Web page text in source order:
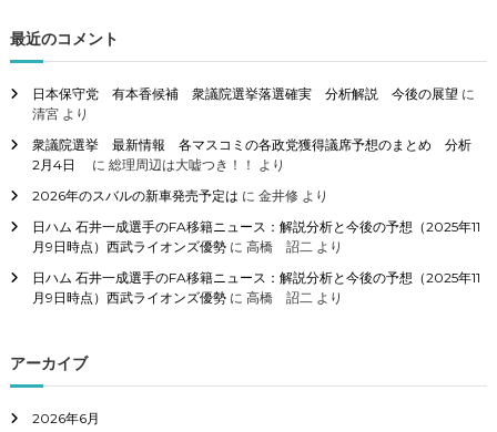
象
:
最近のコメント
日本保守党 有本香候補 衆議院選挙落選確実 分析解説 今後の展望 に
清宮より
衆議院選挙 最新情報 各マスコミの各政党獲得議席予想のまとめ 分析
2月4日
に 総理周辺は大嘘つき！！
より
2026年のスバルの新車発売予定は に 金井修より
日ハム 石井一成選手のFA移籍ニュース：解説分析と今後の予想（2025年11
月9日時点）西武ライオンズ優勢に 高橋 詔二 より
日ハム 石井一成選手のFA移籍ニュース：解説分析と今後の予想（2025年11
月9日時点）西武ライオンズ優勢に 高橋 詔二 より
アーカイブ
2026年6月